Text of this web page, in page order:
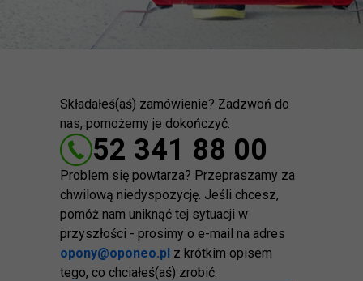
Składałeś(aś) zamówienie? Zadzwoń do
nas, pomożemy je dokończyć.
52 341 88 00
Problem się powtarza? Przepraszamy za
chwilową niedyspozycję. Jeśli chcesz,
pomóż nam uniknąć tej sytuacji w
przyszłości - prosimy o e-mail na adres
opony@oponeo.pl z krótkim opisem
tego, co chciałeś(aś) zrobić.